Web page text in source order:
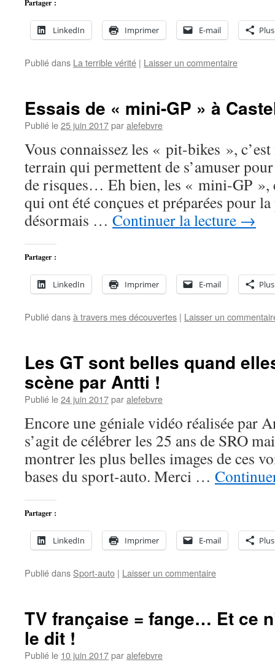
Partager :
LinkedIn Imprimer E-mail Plus
Publié dans La terrible vérité | Laisser un commentaire
Essais de « mini-GP » à
Publié le25 juin 2017paralefebvre
Vous connaissez les « pit-bikes »,
terrain qui permettent de s’amuser
de risques… Eh bien, les « mini-GP »,
qui ont été conçues et préparées pour
désormais … Continuer la lecture →
Partager :
LinkedIn Imprimer E-mail Plus
Publié dansà travers mes découvertes | Laisser un
Les GT sont belles quand
scène par Antti !
Publié le24 juin 2017paralefebvre
Encore une géniale vidéo réalisée par
s’agit de célébrer les 25 ans de SRO
montrer les plus belles images de ces
bases du sport-auto. Merci …
Partager :
LinkedIn Imprimer E-mail Plus
Publié dans Sport-auto | Laisser un commentaire
TV française = fange… Et ce
le dit !
Publié le 10 juin 2017paralefebvre